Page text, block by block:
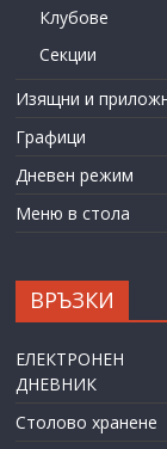
Клубове
Секции
Изящни и
Графици
Дневен режим
Меню в стола
ВРЪЗКИ
ЕЛЕКТРОНЕН
ДНЕВНИК
Столово хранене